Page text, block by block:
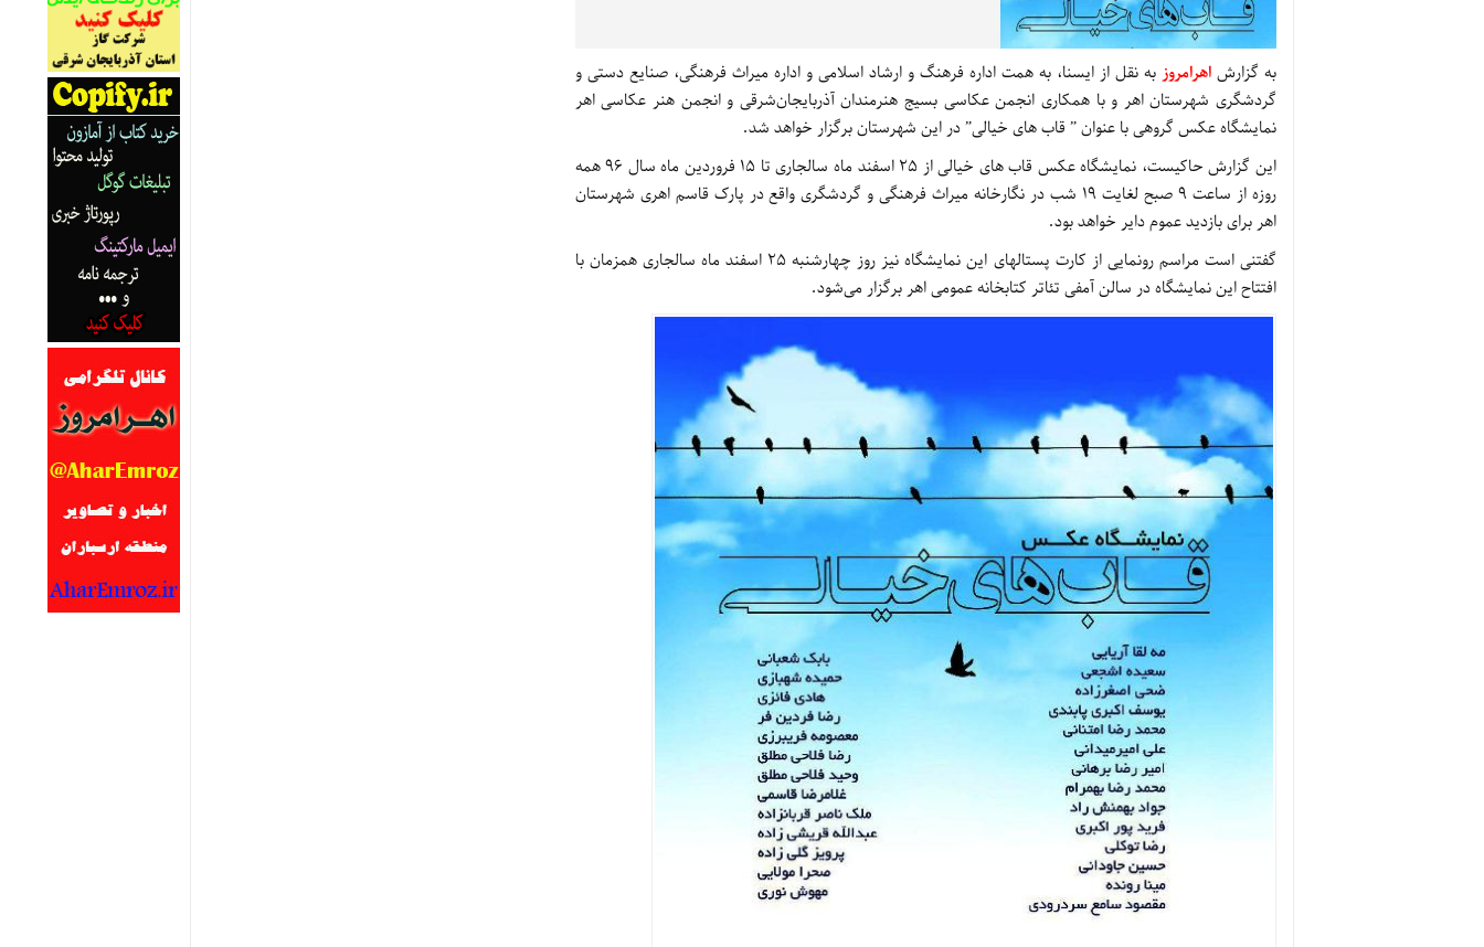
به گزارشاهرامروز به نقل از ایسنا، به همت اداره فرهنگ و ارشاد اسلامی و اداره میراث فرهنگی، صنایع دستی و
گردشگری شهرستان اهر و با همکاری انجمن عکاسی بسیج هنرمندان آذربایجان‌شرقی و انجمن هنر عکاسی اهر
نمایشگاه عکس گروهی با عنوان ” قاب های خیالی” در این شهرستان برگزار خواهد شد.
این گزارش حاکیست، نمایشگاه عکس قاب های خیالی از 25 اسفند ماه سالجاری تا 15 فروردین ماه سال 96 همه
روزه از ساعت 9 صبح لغایت 19 شب در نگارخانه میراث فرهنگی و گردشگری واقع در پارک قاسم اهری شهرستان
اهر برای بازدید عموم دایر خواهد بود.
گفتنی است مراسم رونمایی از کارت پستالهای این نمایشگاه نیز روز چهارشنبه 25 اسفند ماه سالجاری همزمان با
افتتاح این نمایشگاه در سالن آمفی تئاتر کتابخانه عمومی اهر برگزار می‌شود.